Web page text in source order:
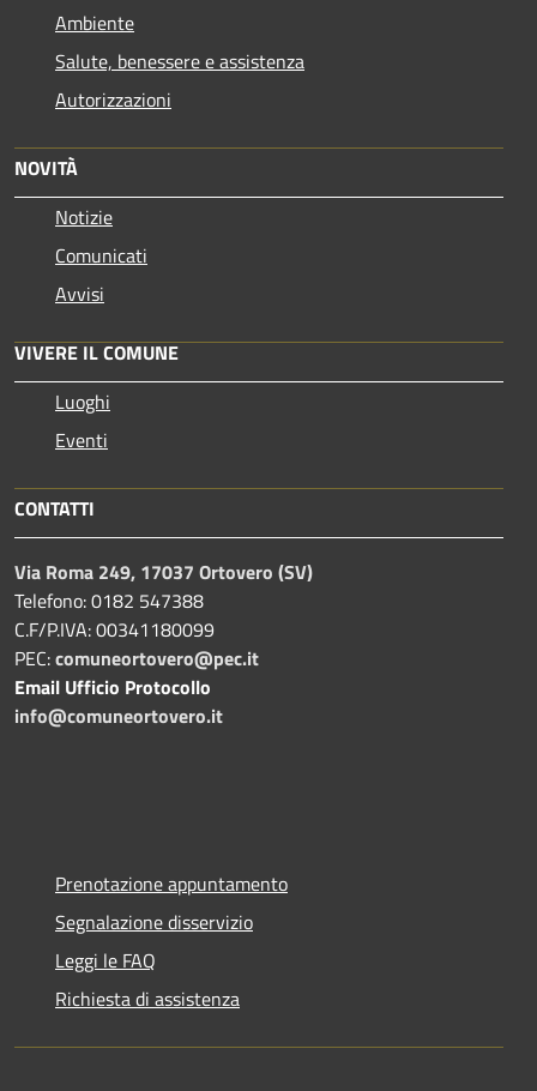
Ambiente
Salute, benessere e assistenza
Autorizzazioni
NOVITÀ
Notizie
Comunicati
Avvisi
VIVERE IL COMUNE
Luoghi
Eventi
CONTATTI
Via Roma 249, 17037 Ortovero (SV)
Telefono: 0182 547388
C.F/P.IVA: 00341180099
PEC:comuneortovero@pec.it
Email Ufficio Protocollo
info@comuneortovero.it
Prenotazione appuntamento
Segnalazione disservizio
Leggi le FAQ
Richiesta di assistenza